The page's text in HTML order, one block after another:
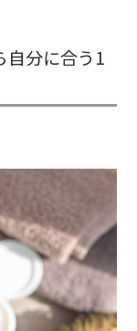
自分に合う1